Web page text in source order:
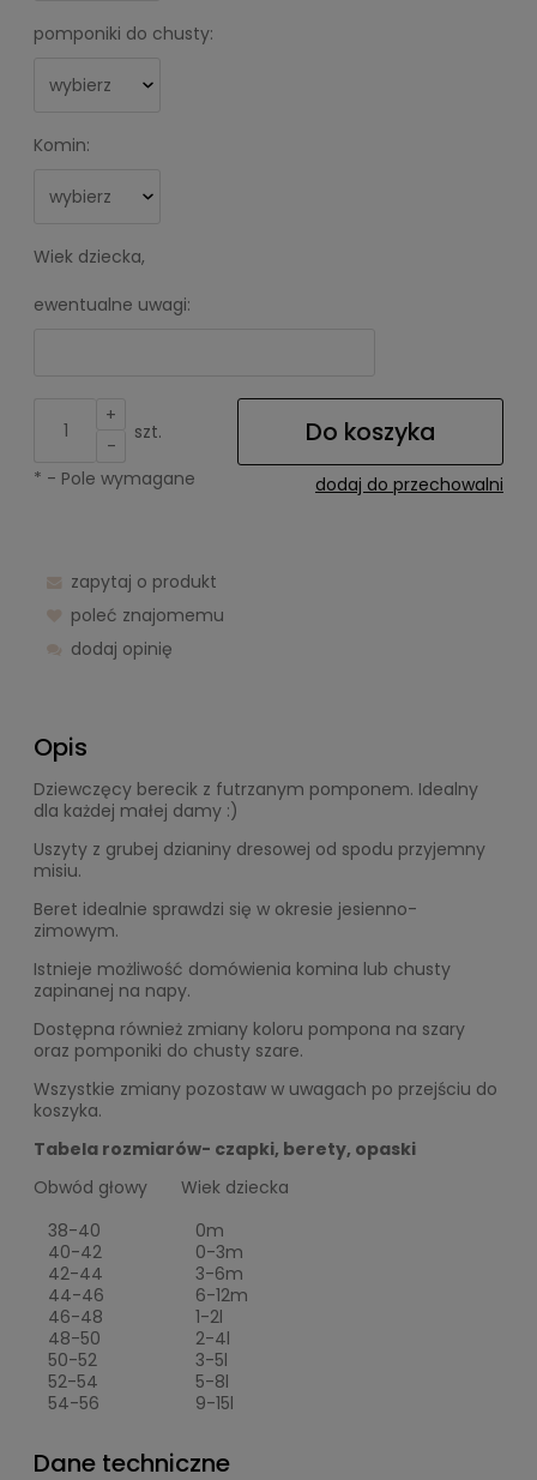
pomponiki do chusty:
Komin:
Wiek dziecka,
ewentualne uwagi:
+
-
szt. Do koszyka
dodaj do przechowalni
* - Pole wymagane
zapytaj o produkt
poleć znajomemu
dodaj opinię
Opis
Dziewczęcy berecik z futrzanym pomponem. Idealny
dla każdej małej damy :)
Uszyty z grubej dzianiny dresowej od spodu przyjemny
misiu.
Beret idealnie sprawdzi się w okresie jesienno-
zimowym.
Istnieje możliwość domówienia komina lub chusty
zapinanej na napy.
Dostępna również zmiany koloru pompona na szary
oraz pomponiki do chusty szare.
Wszystkie zmiany pozostaw w uwagach po przejściu do
koszyka.
Tabela rozmiarów- czapki, berety, opaski
Obwód głowy
Wiek dziecka
38-40
0m
40-42
0-3m
42-44
3-6m
44-46
6-12m
46-48
1-2l
48-50
2-4l
50-52
3-5l
52-54
5-8l
54-56
9-15l
Dane techniczne